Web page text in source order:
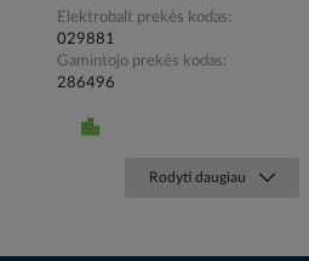
Elektrobalt prekės kodas
029881
Gamintojo prekės kodas
286496
Rodyti daugiau